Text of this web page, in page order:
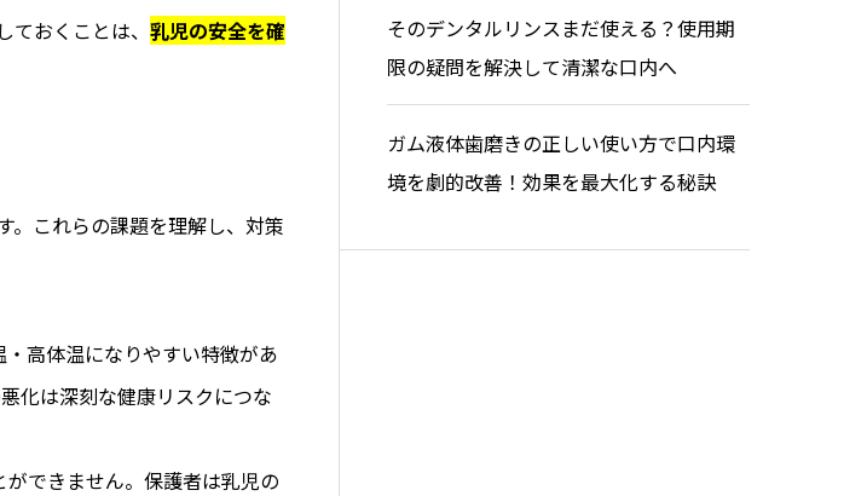
おくことは、 乳児の安全を確
。これらの課題を理解し、対策
高体温になりやすい特徴があ
化は深刻な健康リスクにつな
できません。保護者は乳児の
そのデンタルリンスまだ使える？使用期
限の疑問を解決して清潔な口内へ
ガム液体歯磨きの正しい使い方で口内環
境を劇的改善！効果を最大化する秘訣